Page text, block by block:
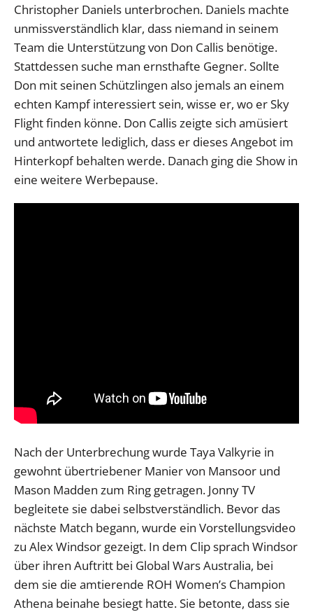
Christopher Daniels unterbrochen. Daniels machte
unmissverständlich klar, dass niemand in seinem
Team die Unterstützung von Don Callis benötige.
Stattdessen suche man ernsthafte Gegner. Sollte
Don mit seinen Schützlingen also jemals an einem
echten Kampf interessiert sein, wisse er, wo er Sky
Flight finden könne. Don Callis zeigte sich amüsiert
und antwortete lediglich, dass er dieses Angebot im
Hinterkopf behalten werde. Danach ging die Show in
eine weitere Werbepause.
Nach der Unterbrechung wurde Taya Valkyrie in
gewohnt übertriebener Manier von Mansoor und
Mason Madden zum Ring getragen. Jonny TV
begleitete sie dabei selbstverständlich. Bevor das
nächste Match begann, wurde ein Vorstellungsvideo
zu Alex Windsor gezeigt. In dem Clip sprach Windsor
über ihren Auftritt bei Global Wars Australia, bei
dem sie die amtierende ROH Women’s Champion
Athena beinahe besiegt hatte. Sie betonte, dass sie